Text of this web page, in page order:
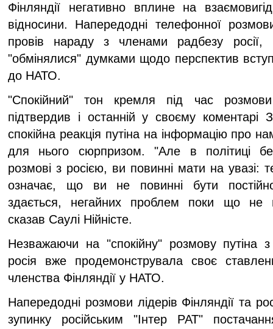
Фінляндії негативно вплине на
відносини. Напередодні телефонної
провів нараду з членами радбезу росії,
"обмінялися" думками щодо перспектив
до НАТО.
"Спокійний" тон кремля під час
підтвердив і останній у своєму
спокійна реакція путіна на інформацію про
для нього сюрпризом. "Але в політиці
розмові з росією, ви повинні мати на увазі:
означає, що ви не повинні бути
здається, негайних проблем поки що не
сказав Саулі Нійністе.
Незважаючи на "спокійну" розмову путіна
росія вже продемонструвала своє
членства Фінляндії у НАТО.
Напередодні розмови лідерів Фінляндії та
зупинку російським "Інтер РАТ"